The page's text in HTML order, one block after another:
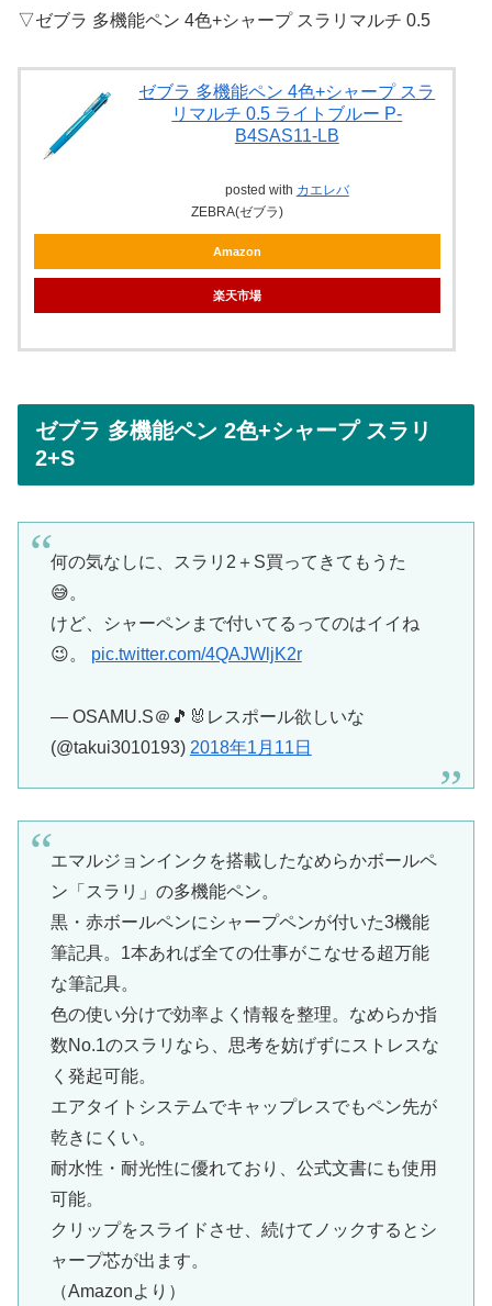
▽ゼブラ 多機能ペン 4色+シャープ スラリマルチ 0.5
ゼブラ 多機能ペン 4色+シャープ スラ
リマルチ 0.5 ライトブルー P-
B4SAS11-LB
posted with カエレバ
ZEBRA(ゼブラ)
Amazon
楽天市場
ゼブラ 多機能ペン 2色+シャープ スラリ
2+S
何の気なしに、スラリ2＋S買ってきてもうた
😅。
けど、シャーペンまで付いてるってのはイイね
😉。 pic.twitter.com/4QAJWljK2r
— OSAMU.S＠🎵🐰レスポール欲しいな
(@takui3010193) 2018年1月11日
エマルジョンインクを搭載したなめらかボールペ
ン「スラリ」の多機能ペン。
黒・赤ボールペンにシャープペンが付いた3機能
筆記具。1本あれば全ての仕事がこなせる超万能
な筆記具。
色の使い分けで効率よく情報を整理。なめらか指
数No.1のスラリなら、思考を妨げずにストレスな
く発起可能。
エアタイトシステムでキャップレスでもペン先が
乾きにくい。
耐水性・耐光性に優れており、公式文書にも使用
可能。
クリップをスライドさせ、続けてノックするとシ
ャープ芯が出ます。
（Amazonより）